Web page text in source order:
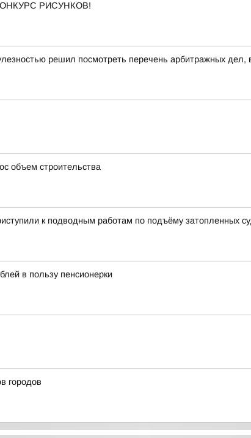
РИСУНКОВ!
решил посмотреть перечень арбитражных дел,
объем строительства
к подводным работам по подъёму затопленных
в пользу пенсионерки
городов